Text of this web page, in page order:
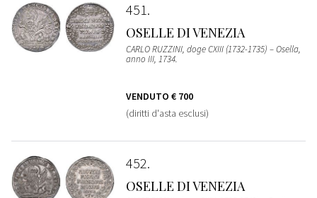
451
OSELLE DI VENEZIA
CARLO RUZZINI, doge CXIII (1732-1735) – Osella,
anno III, 1734.
VENDUTO € 700
(diritti d'asta esclusi)
452
OSELLE DI VENEZIA